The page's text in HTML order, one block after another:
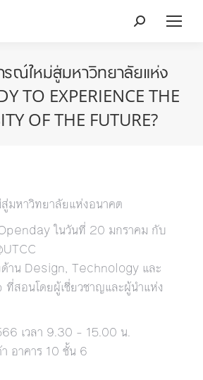
Search:
รณ์ใหม่สู่มหาวิทยาลัยแห่ง
TO EXPERIENCE THE
OF THE FUTURE?
มหาวิทยาลัยแห่งอนาคต
ในวันที่ 20 มกราคม กับ
าน Design, Technology และ
สอนโดยผู้เชี่ยวชาญและผู้นำแห่ง
เวลา 9.30 – 15.00 น.
อาคาร 10 ชั้น 6